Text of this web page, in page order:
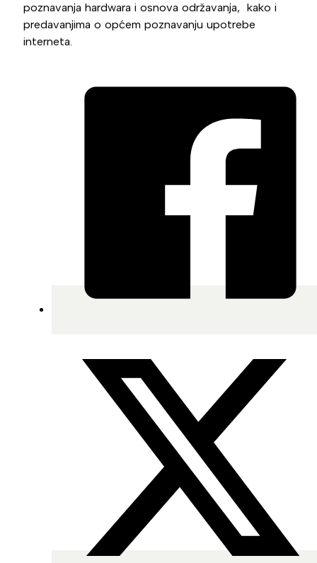
poznavanja hardwara i osnova održavanja, kako i
predavanjima o općem poznavanju upotrebe
interneta.